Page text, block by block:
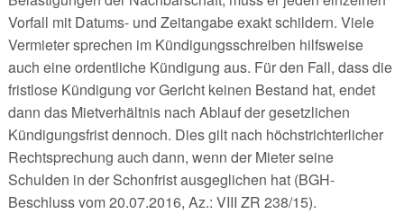
Vorfall mit Datums- und Zeitangabe exakt schildern. Viele
Vermieter sprechen im Kündigungsschreiben hilfsweise
auch eine ordentliche Kündigung aus. Für den Fall, dass die
fristlose Kündigung vor Gericht keinen Bestand hat, endet
dann das Mietverhältnis nach Ablauf der gesetzlichen
Kündigungsfrist dennoch. Dies gilt nach höchstrichterlicher
Rechtsprechung auch dann, wenn der Mieter seine
Schulden in der Schonfrist ausgeglichen hat (BGH-
Beschluss vom 20.07.2016, Az.: VIII ZR 238/15).